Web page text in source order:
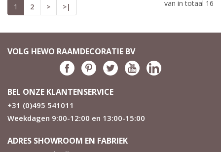
1 2 > >|
van in totaal 16
VOLG HEWO RAAMDECORATIE BV
BEL ONZE KLANTENSERVICE
+31 (0)495 541011
Weekdagen 9:00-12:00 en 13:00-15:00
ADRES SHOWROOM EN FABRIEK